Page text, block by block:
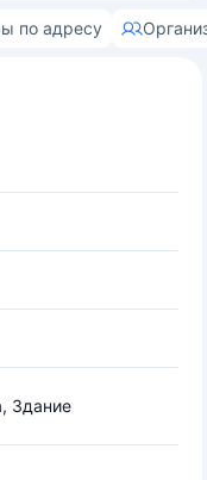
по адресу
Здание